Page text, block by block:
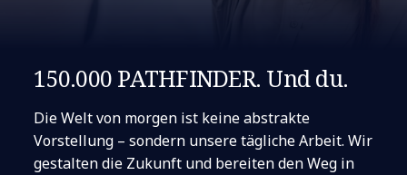
150.000 PATHFINDER. Und du.
Die Welt von morgen ist keine abstrakte
Vorstellung – sondern unsere tägliche Arbeit. Wir
gestalten die Zukunft und bereiten den Weg in